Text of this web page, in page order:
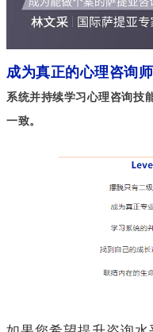
成为真正的心理咨询
系统并持续学习心理咨询技
一致。